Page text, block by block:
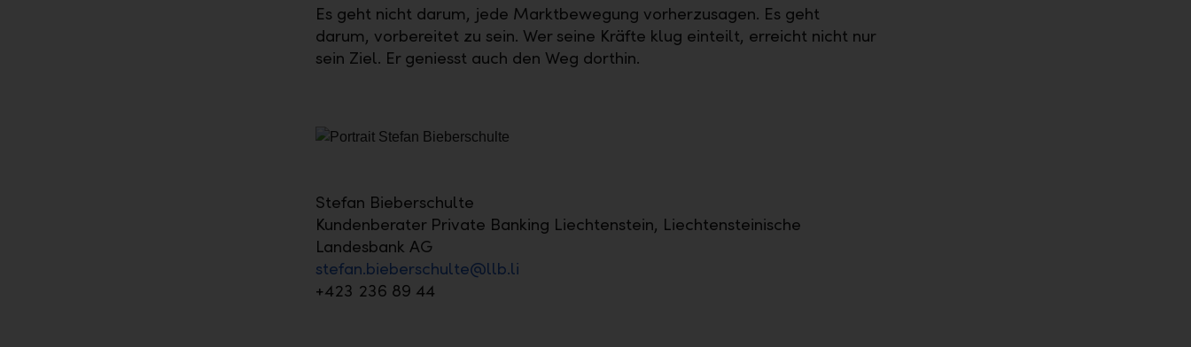
Es geht nicht darum, jede Marktbewegung vorherzusagen. Es geht
darum, vorbereitet zu sein. Wer seine Kräfte klug einteilt, erreicht nicht nur
sein Ziel. Er geniesst auch den Weg dorthin.
Stefan Bieberschulte
Kundenberater Private Banking Liechtenstein, Liechtensteinische
Landesbank AG
stefan.bieberschulte@llb.li
+423 236 89 44